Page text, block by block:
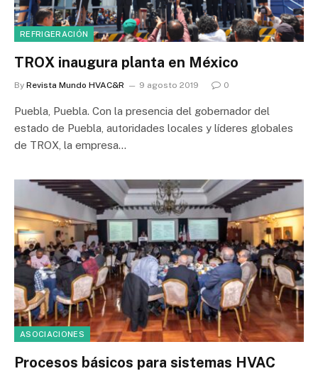
REFRIGERACIÓN
TROX inaugura planta en México
By Revista Mundo HVAC&R 9 agosto 2019 0
Puebla, Puebla. Con la presencia del gobernador del
estado de Puebla, autoridades locales y líderes globales
de TROX, la empresa…
ASOCIACIONES
Procesos básicos para sistemas HVAC